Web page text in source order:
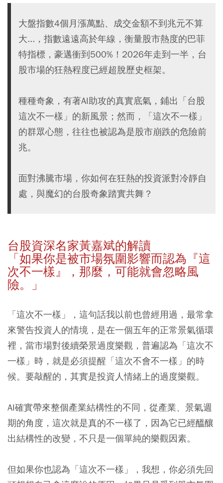
大盤指數4個月漲萬點、成交金額不到兆元不算
大...，指數遠遠高於年線，衡量股市熱度的巴菲
特指標，豪邁衝到500%！2026年走到一半，台
股市場的狂熱程度已經超脫歷史框架。
種種奇象，有著AI助攻的真實底氣，鋪出「台股
這次不一樣」的新風景；然而，「這次不一樣」
的群眾心態，往往也被認為是股市崩跌的危險前
兆。
面對沸騰市場，你如何在狂熱的投資派對冷靜自
處，與魔幻的台股奇象踏實共舞？
台股資深名家黃嘉斌的解讀
「如果你是被市場氛圍影響而認為『這
次不一樣』，那麼，可能就會忽略風
險。」
「這次不一樣」，這句話我以前也曾經用過，最常拿
來警告投資人的情境，是在一個五年的正常景氣循環
裡，當市場對後續榮景過度樂觀，普遍認為「這次不
一樣」時，就是必須提醒「這次不會不一樣」的時
候。要敲醒的，其實是投資人情緒上的過度樂觀。
AI確實帶來整個產業結構性的不同，從產業、景氣週
期的角度，這次就是真的不一樣了，因為它已經醞釀
出結構性的改變，不只是一個單純的樂觀因素。
但如果你也認為「這次不一樣」，我想，你必須先回